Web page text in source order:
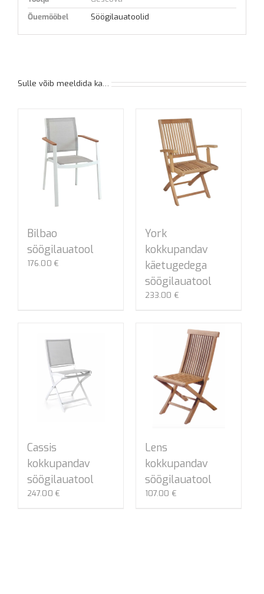
Õuemööbel
Söögilauatoolid
Sulle võib meeldida ka…
Bilbao
söögilauatool
176.00 €
York
kokkupandav
käetugedega
söögilauatool
233.00 €
Cassis
kokkupandav
söögilauatool
247.00 €
Lens
kokkupandav
söögilauatool
107.00 €